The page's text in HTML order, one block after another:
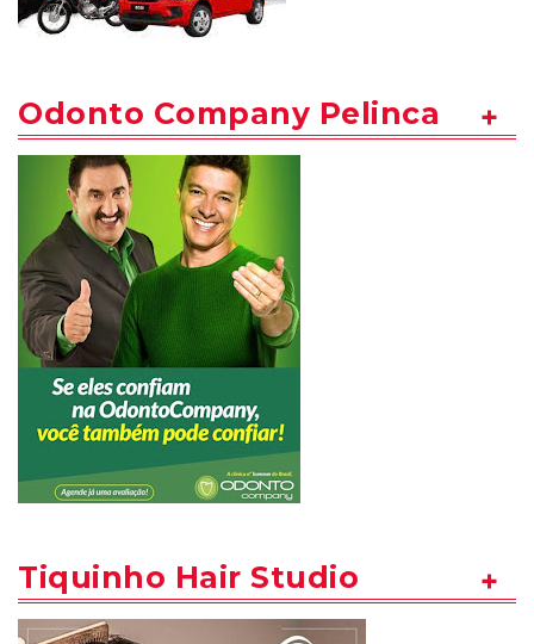
Odonto Company Pelinca
Tiquinho Hair Studio